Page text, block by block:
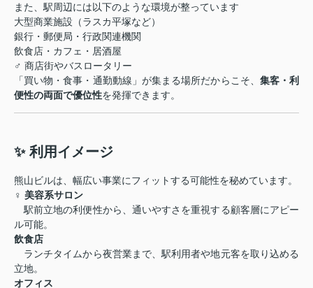
また、駅周辺には以下のような環境が整っています
大型商業施設（ラスカ平塚など）
銀行・郵便局・行政関連機関
飲食店・カフェ・居酒屋
‍♂️ 商店街やバスロータリー
「買い物・食事・通勤動線」が集まる場所だからこそ、 集客・利
便性の両面で優位性を発揮できます。
✨ 利用イメージ
熊山ビルは、幅広い事業にフィットする可能性を秘めています。
‍♀️ 美容系サロン
駅前立地の利便性から、通いやすさを重視する顧客層にアピー
ル可能。
飲食店
ランチタイムから夜営業まで、駅利用者や地元客を取り込める
立地。
オフィス